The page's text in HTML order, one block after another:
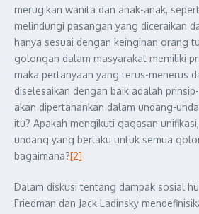
merugikan wanita dan anak-anak,
melindungi pasangan yang diceraikan
hanya sesuai dengan keinginan orang
golongan dalam masyarakat memiliki
maka pertanyaan yang terus-menerus
diselesaikan dengan baik adalah
akan dipertahankan dalam undang-
itu? Apakah mengikuti gagasan
undang yang berlaku untuk semua
bagaimana?[2]
Dalam diskusi tentang dampak sosial
Friedman dan Jack Ladinsky